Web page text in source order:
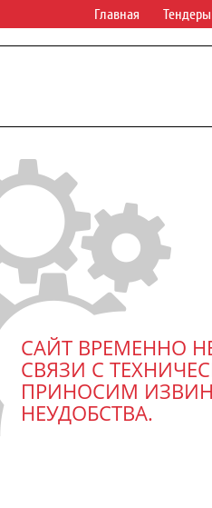
Главная Тендеры
САЙТ ВРЕМЕННО
СВЯЗИ С
ПРИНОСИМ
НЕУДОБСТВА.